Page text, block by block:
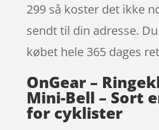
299 så koster det ikke
sendt til din adresse.
købet hele 365 dages
OnGear –
Mini-Bell – Sort
for cyklister